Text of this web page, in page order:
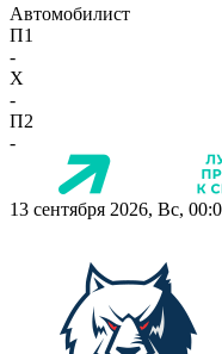
Автомобилист
П1
-
X
-
П2
-
13 сентября 2026, Вс,